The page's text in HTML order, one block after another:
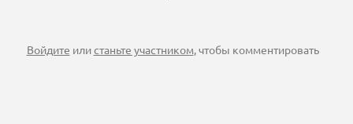
Войдите илистаньте участником, чтобы комментировать